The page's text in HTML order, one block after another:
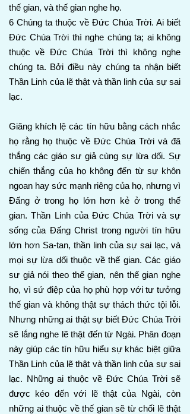
thế gian, và thế gian nghe họ.
6 Chúng ta thuộc về Đức Chúa Trời. Ai biết
Đức Chúa Trời thì nghe chúng ta; ai không
thuộc về Đức Chúa Trời thì không nghe
chúng ta. Bởi điều này chúng ta nhận biết
Thần Linh của lẽ thật và thần linh của sự sai
lạc.
Giăng khích lệ các tín hữu bằng cách nhắc
họ rằng họ thuộc về Đức Chúa Trời và đã
thắng các giáo sư giả cùng sự lừa dối. Sự
chiến thắng của họ không đến từ sự khôn
ngoan hay sức mạnh riêng của họ, nhưng vì
Đấng ở trong họ lớn hơn kẻ ở trong thế
gian. Thần Linh của Đức Chúa Trời và sự
sống của Đấng Christ trong người tín hữu
lớn hơn Sa-tan, thần linh của sự sai lạc, và
mọi sự lừa dối thuộc về thế gian. Các giáo
sư giả nói theo thế gian, nên thế gian nghe
họ, vì sứ điệp của họ phù hợp với tư tưởng
thế gian và không thật sự thách thức tội lỗi.
Nhưng những ai thật sự biết Đức Chúa Trời
sẽ lắng nghe lẽ thật đến từ Ngài. Phân đoạn
này giúp các tín hữu hiểu sự khác biệt giữa
Thần Linh của lẽ thật và thần linh của sự sai
lạc. Những ai thuộc về Đức Chúa Trời sẽ
được kéo đến với lẽ thật của Ngài, còn
những ai thuộc về thế gian sẽ từ chối lẽ thật